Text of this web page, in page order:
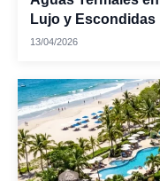
Arroz de maíz:
Mazamorra:
Lujo y Escondidas
13/04/2026